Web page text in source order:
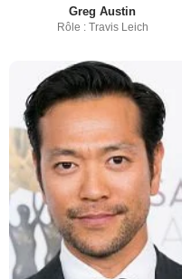
Greg Austin
Rôle : Travis Leich